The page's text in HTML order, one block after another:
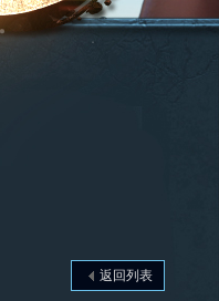
返回列表